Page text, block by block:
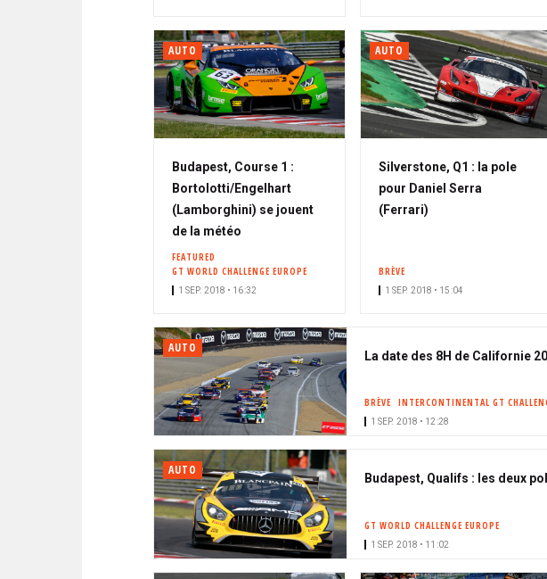
AUTO
Budapest, Course 1 :
Bortolotti/Engelhart
(Lamborghini) se jouent
de la météo
FEATURED
GT WORLD CHALLENGE EUROPE
1 SEP. 2018 • 16:32
AUTO
Silverstone, Q1 : la pole
pour Daniel Serra
(Ferrari)
BRÈVE
1 SEP. 2018 • 15:04
AUTO
La date des 8H de Californie
BRÈVE INTERCONTINENTAL GT
1 SEP. 2018 • 12:28
AUTO
Budapest, Qualifs : les deux
GT WORLD CHALLENGE EUROPE
1 SEP. 2018 • 11:02